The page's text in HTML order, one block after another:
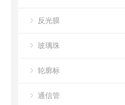
反光膜
玻璃珠
轮廓标
通信管